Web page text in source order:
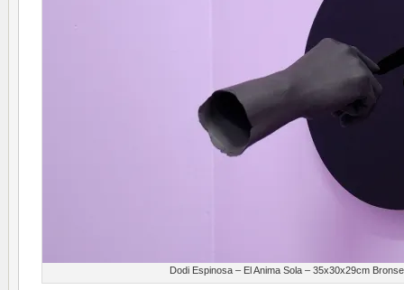
Dodi Espinosa – El Anima Sola – 35x30x29cm